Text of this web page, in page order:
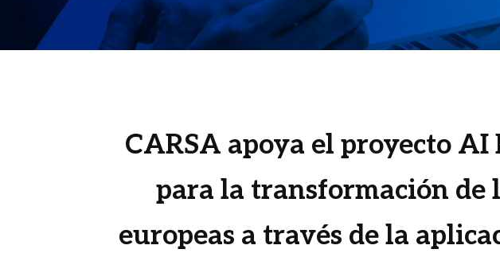
CARSA apoya el proyecto AI
para la transformación de
europeas a través de la